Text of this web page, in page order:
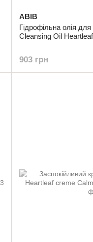
ABIB
Гідрофільна олія
Cleansing Oil
903 грн